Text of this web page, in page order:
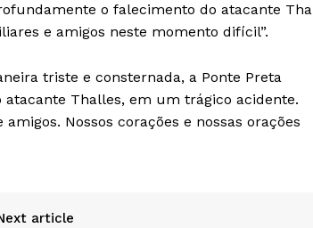
o falecimento do atacante
e amigos neste momento difícil”.
triste e consternada, a Ponte Preta
Thalles, em um trágico acidente.
Nossos corações e nossas orações
article